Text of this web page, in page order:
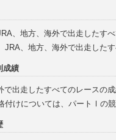
、地方、海外で出走したす
JRA、地方、海外で出走した
成績
で出走したすべてのレースの
付けについては、パートⅠの